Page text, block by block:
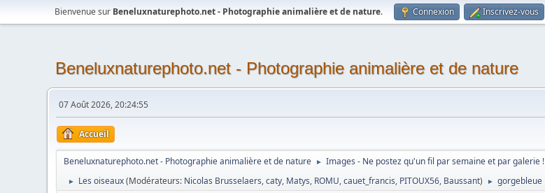
Bienvenue sur Beneluxnaturephoto.net - Photographie animalière et de nature. Connexion Inscrivez-vous
Beneluxnaturephoto.net - Photographie animalière et de nature
07 Août 2026, 20:24:55
Accueil
Beneluxnaturephoto.net - Photographie animalière et de nature ► Images - Ne postez qu'un fil par semaine et par galerie !
► Les oiseaux(Modérateurs: Nicolas Brusselaers,caty, Matys, ROMU,cauet_francis, PITOUX56, Baussant) ► gorgebleue